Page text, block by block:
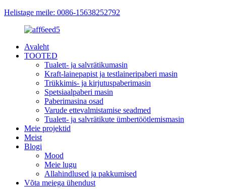
Helistage meile: 0086-15638252792
Avaleht
TOOTED
Tualett- ja salvrätikumasin
Kraft-lainepapist ja testlaineripaberi masin
Trükkimis- ja kirjutuspaberimasin
Spetsiaalpaberi masin
Paberimasina osad
Varude ettevalmistamise seadmed
Tualett- ja salvrätikute ümbertöötlemismasin
Meie projektid
Meist
Blogi
Mood
Meie lugu
Allahindlused ja pakkumised
Võta meiega ühendust